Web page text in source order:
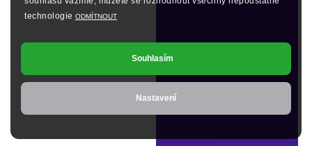
technologie ODMÍTNOUT
Souhlasím
Nastavení